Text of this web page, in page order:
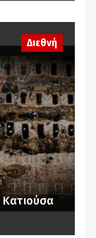
Διεθνή
Κατιούσα